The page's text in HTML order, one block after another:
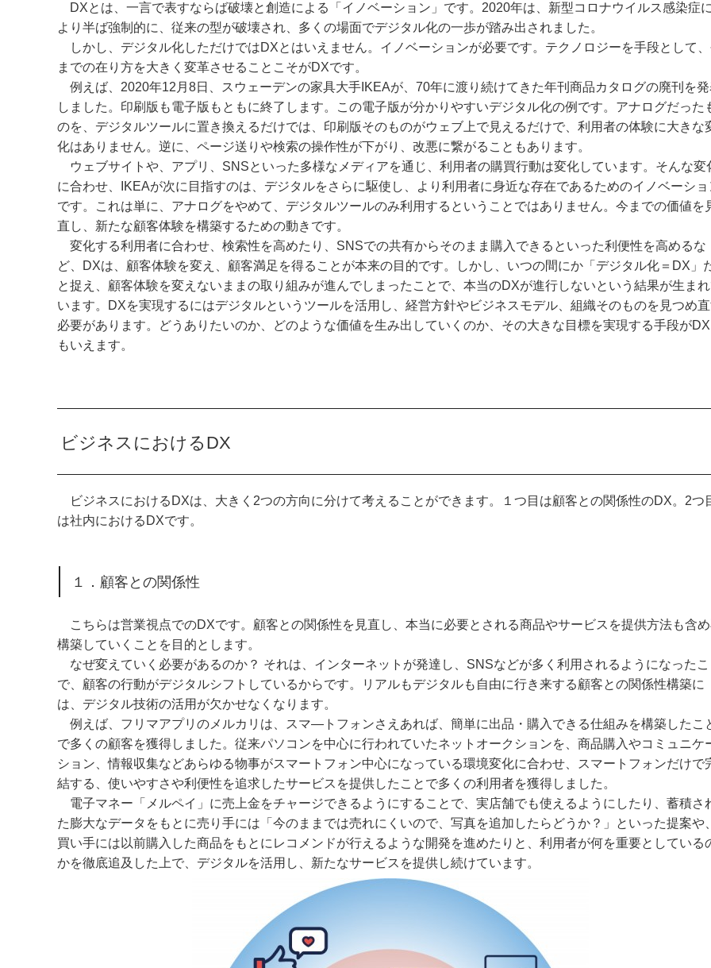
DXとは、一言で表すならば破壊と創造による「イノベーション」です。2020年は、新型コロナウイルス感染症に
より半ば強制的に、従来の型が破壊され、多くの場面でデジタル化の一歩が踏み出されました。
しかし、デジタル化しただけではDXとはいえません。イノベーションが必要です。テクノロジーを手段として
までの在り方を大きく変革させることこそがDXです。
例えば、2020年12月8日、スウェーデンの家具大手IKEAが、70年に渡り続けてきた年刊商品カタログの廃刊を発
しました。印刷版も電子版もともに終了します。この電子版が分かりやすいデジタル化の例です。アナログだった
のを、デジタルツールに置き換えるだけでは、印刷版そのものがウェブ上で見えるだけで、利用者の体験に大きな
化はありません。逆に、ページ送りや検索の操作性が下がり、改悪に繋がることもあります。
ウェブサイトや、アプリ、SNSといった多様なメディアを通じ、利用者の購買行動は変化しています。そんな変
に合わせ、IKEAが次に目指すのは、デジタルをさらに駆使し、より利用者に身近な存在であるためのイノベーショ
です。これは単に、アナログをやめて、デジタルツールのみ利用するということではありません。今までの価値を
直し、新たな顧客体験を構築するための動きです。
変化する利用者に合わせ、検索性を高めたり、SNSでの共有からそのまま購入できるといった利便性を高めるな
ど、DXは、顧客体験を変え、顧客満足を得ることが本来の目的です。しかし、いつの間にか「デジタル化＝DX」
と捉え、顧客体験を変えないままの取り組みが進んでしまったことで、本当のDXが進行しないという結果が生まれ
います。DXを実現するにはデジタルというツールを活用し、経営方針やビジネスモデル、組織そのものを見つめ
必要があります。どうありたいのか、どのような価値を生み出していくのか、その大きな目標を実現する手段がDX
もいえます。
ビジネスにおけるDX
ビジネスにおけるDXは、大きく2つの方向に分けて考えることができます。１つ目は顧客との関係性のDX。2つ
は社内におけるDXです。
１．顧客との関係性
こちらは営業視点でのDXです。顧客との関係性を見直し、本当に必要とされる商品やサービスを提供方法も含
構築していくことを目的とします。
なぜ変えていく必要があるのか？ それは、インターネットが発達し、SNSなどが多く利用されるようになったこ
で、顧客の行動がデジタルシフトしているからです。リアルもデジタルも自由に行き来する顧客との関係性構築に
は、デジタル技術の活用が欠かせなくなります。
例えば、フリマアプリのメルカリは、スマ―トフォンさえあれば、簡単に出品・購入できる仕組みを構築したこ
で多くの顧客を獲得しました。従来パソコンを中心に行われていたネットオークションを、商品購入やコミュニケ
ション、情報収集などあらゆる物事がスマートフォン中心になっている環境変化に合わせ、スマートフォンだけで
結する、使いやすさや利便性を追求したサービスを提供したことで多くの利用者を獲得しました。
電子マネー「メルペイ」に売上金をチャージできるようにすることで、実店舗でも使えるようにしたり、蓄積さ
た膨大なデータをもとに売り手には「今のままでは売れにくいので、写真を追加したらどうか？」といった提案や、
買い手には以前購入した商品をもとにレコメンドが行えるような開発を進めたりと、利用者が何を重要としている
かを徹底追及した上で、デジタルを活用し、新たなサービスを提供し続けています。